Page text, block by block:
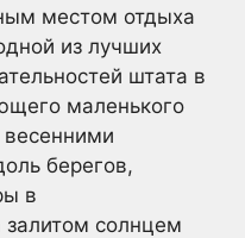
местом отдыха
из лучших
штата в
маленького
берегов,
в
залитом солнцем